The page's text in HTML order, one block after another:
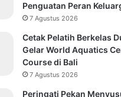
Penguatan Peran
7 Agustus 2026
Cetak Pelatih Berkelas
Gelar World Aquatics
Course di Bali
7 Agustus 2026
Peringati Pekan